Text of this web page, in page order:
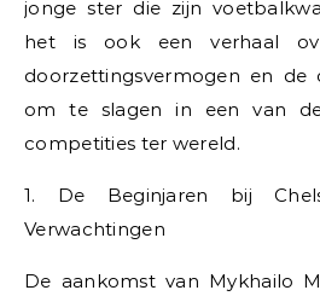
jonge ster die zijn
het is ook een verhaal
doorzettingsvermogen en de
om te slagen in een van
competities ter wereld.
1. De Beginjaren bij
Verwachtingen
De aankomst van Mykhailo